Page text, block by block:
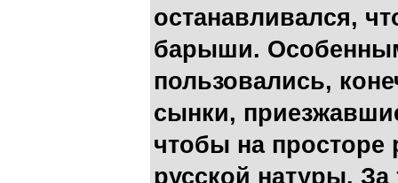
останавливался,
барыши.
пользовались,
сынки,
чтобы на просторе
русской натуры.